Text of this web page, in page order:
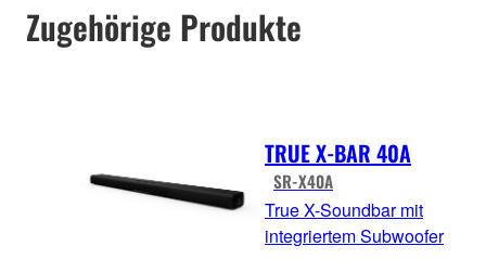
Zugehörige Produkte
TRUE X-BAR 40A
SR-X40A
True X-Soundbar mit
integriertem Subwoofer